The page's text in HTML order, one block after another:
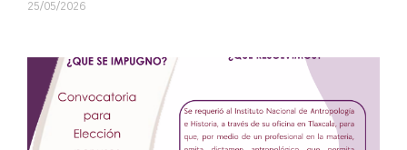
25/05/2026